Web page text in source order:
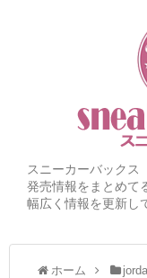
スニーカーバックス
発売情報をまとめて
幅広く情報を更新し
ホーム